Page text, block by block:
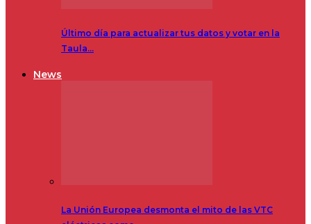
Último día para actualizar tus datos y votar en la
Taula…
News
La Unión Europea desmonta el mito de las VTC